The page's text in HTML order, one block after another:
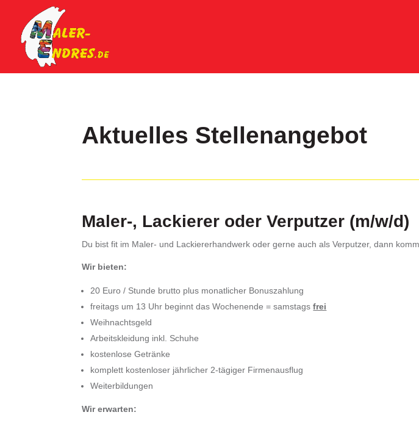
Aktuelles Stellenangebot
Maler-, Lackierer oder Verputzer (m/w/d)
Du bist fit im Maler- und Lackiererhandwerk oder gerne auch als Verputzer, dann
Wir bieten:
20 Euro / Stunde brutto plus monatlicher Bonuszahlung
freitags um 13 Uhr beginnt das Wochenende = samstagsfrei
Weihnachtsgeld
Arbeitskleidung inkl. Schuhe
kostenlose Getränke
komplett kostenloser jährlicher 2-tägiger Firmenausflug
Weiterbildungen
Wir erwarten: